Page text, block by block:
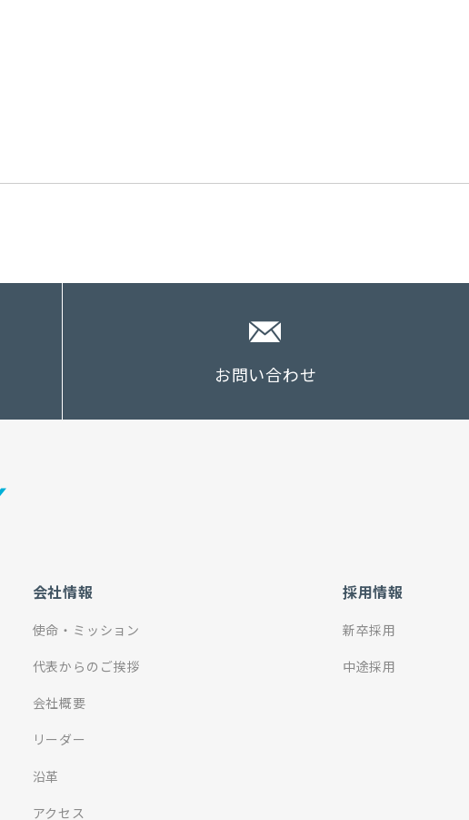
お問い合わせ
会社情報
使命・ミッション
代表からのご挨拶
会社概要
リーダー
沿革
アクセス
採用情報
新卒採用
中途採用